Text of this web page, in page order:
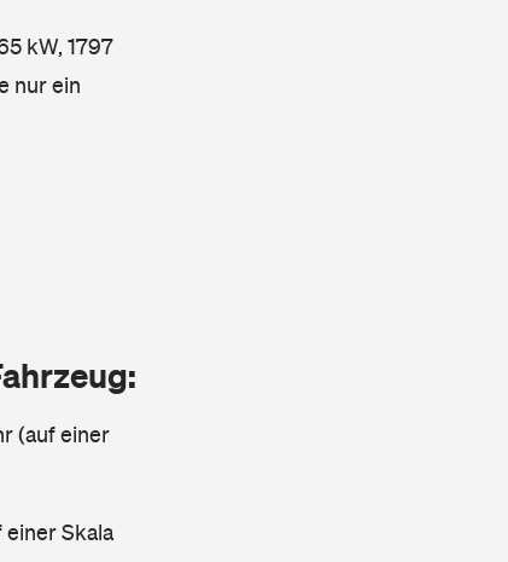
kW, 1797
nur ein
(auf einer
einer Skala